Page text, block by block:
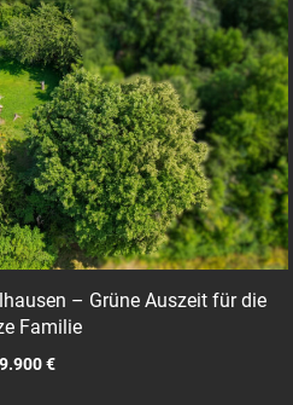
– Grüne Auszeit für die
Familie
€